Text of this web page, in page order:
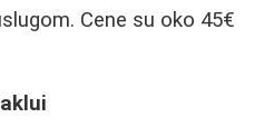
Cene su oko 45€